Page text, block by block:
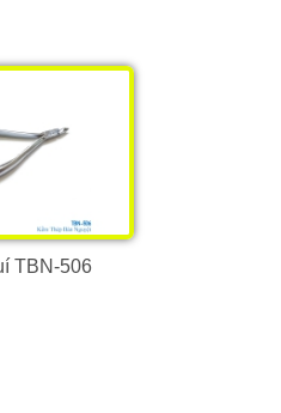
TBN-506